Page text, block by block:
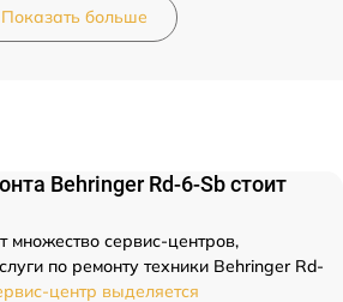
Показать больше
Behringer Rd-6-Sb стоит
множество сервис-центров,
по ремонту техники Behringer Rd-
центр выделяется